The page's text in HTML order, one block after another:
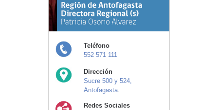
Teléfono
552 571 111
Dirección
Sucre 500 y 524,
Antofagasta
Redes Sociales